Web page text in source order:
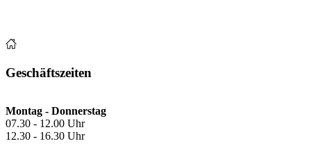
Geschäftszeiten
Montag - Donnerstag
07.30 - 12.00 Uhr
12.30 - 16.30 Uhr